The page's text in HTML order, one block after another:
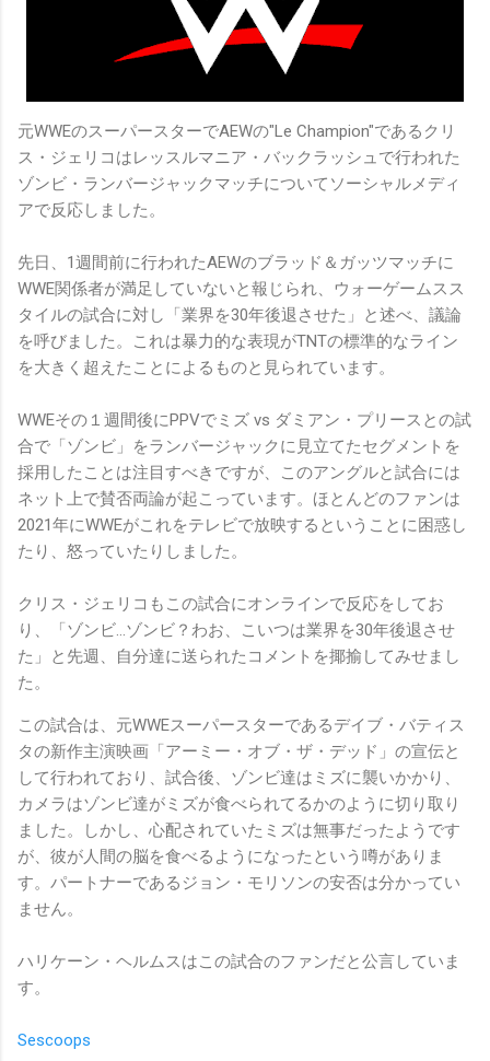
元WWEのスーパースターでAEWの"Le Champion"であるクリ
ス・ジェリコはレッスルマニア・バックラッシュで行われた
ゾンビ・ランバージャックマッチについてソーシャルメディ
アで反応しました。
先日、1週間前に行われたAEWのブラッド＆ガッツマッチに
WWE関係者が満足していないと報じられ、ウォーゲームスス
タイルの試合に対し「業界を30年後退させた」と述べ、議論
を呼びました。これは暴力的な表現がTNTの標準的なライン
を大きく超えたことによるものと見られています。
WWEその１週間後にPPVでミズ vs ダミアン・プリースとの試
合で「ゾンビ」をランバージャックに見立てたセグメントを
採用したことは注目すべきですが、このアングルと試合には
ネット上で賛否両論が起こっています。ほとんどのファンは
2021年にWWEがこれをテレビで放映するということに困惑し
たり、怒っていたりしました。
クリス・ジェリコもこの試合にオンラインで反応をしてお
り、「ゾンビ…ゾンビ？わお、こいつは業界を30年後退させ
た」と先週、自分達に送られたコメントを揶揄してみせまし
た。
この試合は、元WWEスーパースターであるデイブ・バティス
タの新作主演映画「アーミー・オブ・ザ・デッド」の宣伝と
して行われており、試合後、ゾンビ達はミズに襲いかかり、
カメラはゾンビ達がミズが食べられてるかのように切り取り
ました。しかし、心配されていたミズは無事だったようです
が、彼が人間の脳を食べるようになったという噂がありま
す。パートナーであるジョン・モリソンの安否は分かってい
ません。
ハリケーン・ヘルムスはこの試合のファンだと公言していま
す。
Sescoops